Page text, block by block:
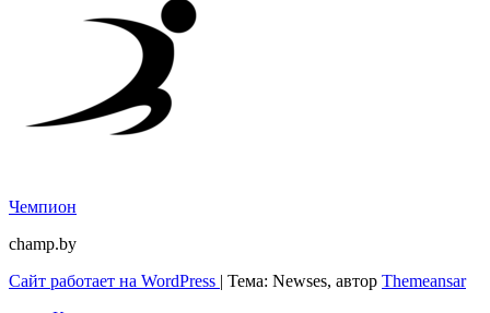
Чемпион
champ.by
Сайт работает на WordPress | Тема: Newses, автор Themeansar